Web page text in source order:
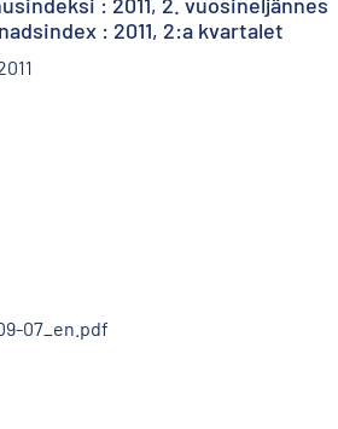
: 2011, 2:a kvartalet
07_en.pdf